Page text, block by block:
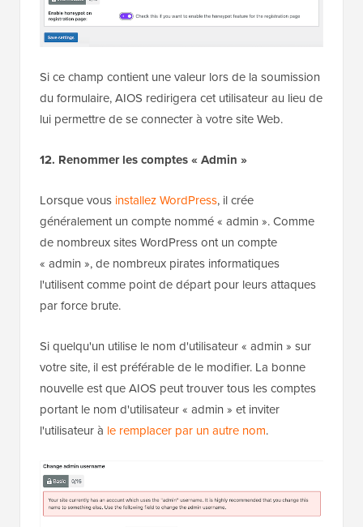
Si ce champ contient une valeur lors de la soumission
du formulaire, AIOS redirigera cet utilisateur au lieu de
lui permettre de se connecter à votre site Web.
12. Renommer les comptes « Admin »
Lorsque vous installez WordPress, il crée
généralement un compte nommé « admin ». Comme
de nombreux sites WordPress ont un compte
« admin », de nombreux pirates informatiques
l'utilisent comme point de départ pour leurs attaques
par force brute.
Si quelqu'un utilise le nom d'utilisateur « admin » sur
votre site, il est préférable de le modifier. La bonne
nouvelle est que AIOS peut trouver tous les comptes
portant le nom d'utilisateur « admin » et inviter
l'utilisateur à le remplacer par un autre nom.